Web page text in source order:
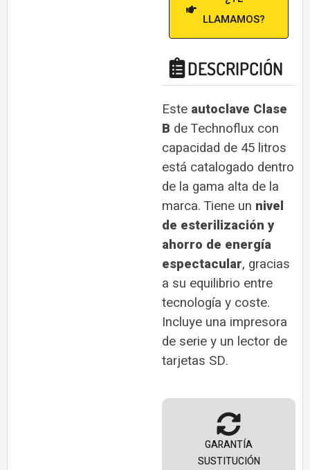
LLAMAMOS?
DESCRIPCIÓN
Este autoclave Clase
B de Technoflux con
capacidad de 45 litros
está catalogado dentro
de la gama alta de la
marca. Tiene un nivel
de esterilización y
ahorro de energía
espectacular, gracias
a su equilibrio entre
tecnología y coste.
Incluye una impresora
de serie y un lector de
tarjetas SD.
GARANTÍA
SUSTITUCIÓN